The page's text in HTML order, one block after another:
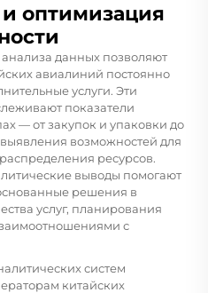
оптимизация
данных позволяют
авиалиний постоянно
услуги. Эти
показатели
— от закупок и упаковки до
возможностей для
ресурсов.
выводы помогают
решения в
услуг, планирования
с
систем
китайских